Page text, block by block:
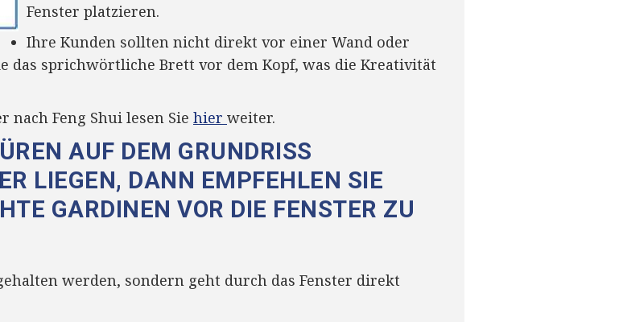
Fenster platzieren.
Ihre Kunden sollten nicht direkt vor einer Wand oder
das sprichwörtliche Brett vor dem Kopf, was die Kreativität
Feng Shui lesen Sie hier weiter.
AUF DEM GRUNDRISS
LIEGEN, DANN EMPFEHLEN SIE
GARDINEN VOR DIE FENSTER ZU
werden, sondern geht durch das Fenster direkt